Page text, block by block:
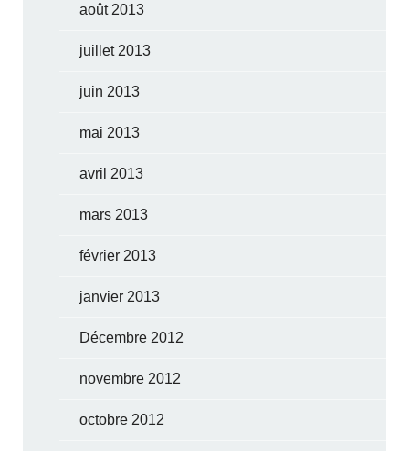
août 2013
juillet 2013
juin 2013
mai 2013
avril 2013
mars 2013
février 2013
janvier 2013
Décembre 2012
novembre 2012
octobre 2012